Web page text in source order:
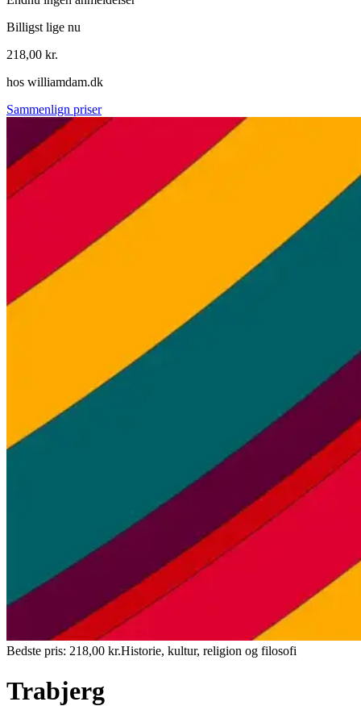
Billigst lige nu
218,00 kr.
hos williamdam.dk
Sammenlign priser
Bedste pris: 218,00 kr.Historie, kultur, religion og filosofi
Trabjerg